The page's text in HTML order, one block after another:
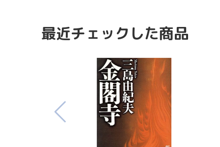
最近チェックした商品